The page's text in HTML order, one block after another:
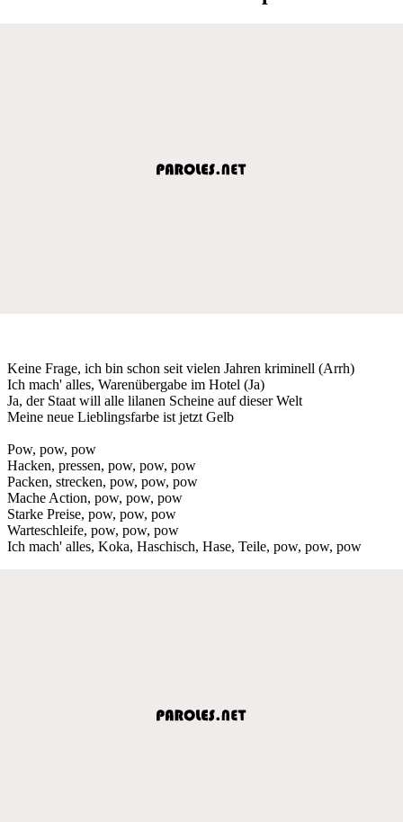
Keine Frage, ich bin schon seit vielen Jahren kriminell (Arrh)
Ich mach' alles, Warenübergabe im Hotel (Ja)
Ja, der Staat will alle lilanen Scheine auf dieser Welt
Meine neue Lieblingsfarbe ist jetzt Gelb
Pow, pow, pow
Hacken, pressen, pow, pow, pow
Packen, strecken, pow, pow, pow
Mache Action, pow, pow, pow
Starke Preise, pow, pow, pow
Warteschleife, pow, pow, pow
Ich mach' alles, Koka, Haschisch, Hase, Teile, pow, pow, pow